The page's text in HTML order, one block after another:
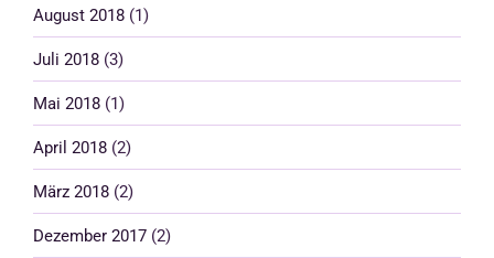
August 2018 (1)
Juli 2018 (3)
Mai 2018 (1)
April 2018 (2)
März 2018 (2)
Dezember 2017 (2)